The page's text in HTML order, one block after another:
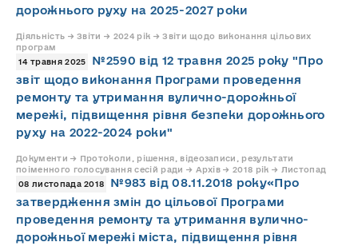
дорожнього руху на 2025-2027 роки
Діяльність → Звіти → 2024 рік → Звіти щодо виконання цільових
програм
14 травня 2025
№2590 від 12 травня 2025 року "Про
звіт щодо виконання Програми проведення
ремонту та утримання вулично-дорожньої
мережі, підвищення рівня безпеки дорожнього
руху на 2022-2024 роки"
Документи → Протоколи, рішення, відеозаписи, результати
поіменного голосування сесій ради → Архів → 2018 рік → Листопад
08 листопада 2018
№983 від 08.11.2018 року«Про
затвердження змін до цільової Програми
проведення ремонту та утримання вулично-
дорожньої мережі міста, підвищення рівня